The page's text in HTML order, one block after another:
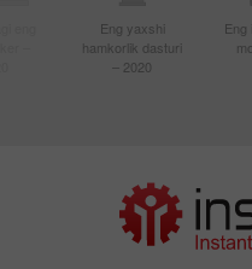
Eng yaxshi
hamkorlik dasturi
– 2020
Eng